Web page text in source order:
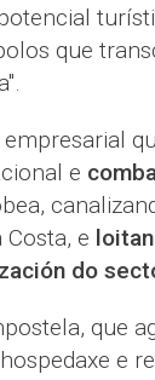
que
e
e
do
que
e